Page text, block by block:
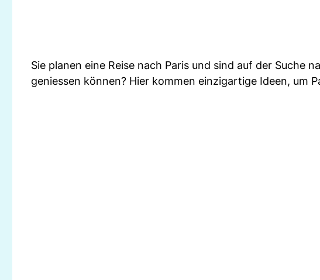
Sie planen eine Reise nach Paris und sind auf der Suche
geniessen können? Hier kommen einzigartige Ideen, um